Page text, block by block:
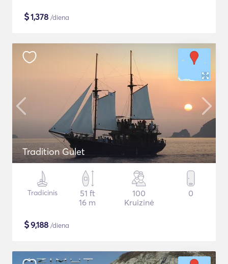
$1,378 /diena
Tradition Gulet
Tradicinis
51 ft
16 m
100
Kruizinė
0
$9,188 /diena